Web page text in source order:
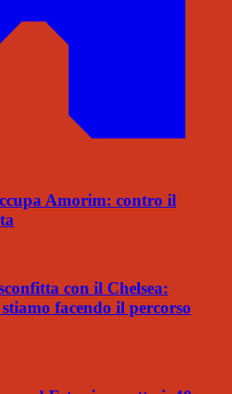
Amorim: contro il
con il Chelsea:
facendo il percorso